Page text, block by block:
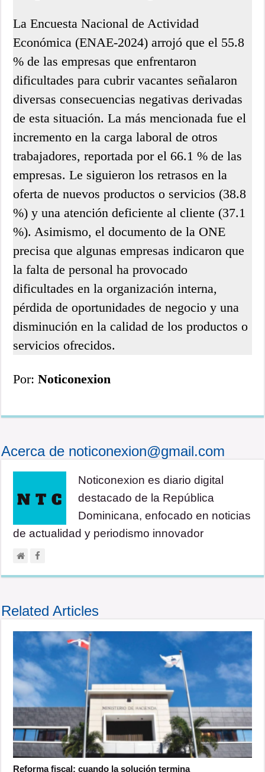
La Encuesta Nacional de Actividad
Económica (ENAE-2024) arrojó que el 55.8
% de las empresas que enfrentaron
dificultades para cubrir vacantes señalaron
diversas consecuencias negativas derivadas
de esta situación. La más mencionada fue el
incremento en la carga laboral de otros
trabajadores, reportada por el 66.1 % de las
empresas. Le siguieron los retrasos en la
oferta de nuevos productos o servicios (38.8
%) y una atención deficiente al cliente (37.1
%). Asimismo, el documento de la ONE
precisa que algunas empresas indicaron que
la falta de personal ha provocado
dificultades en la organización interna,
pérdida de oportunidades de negocio y una
disminución en la calidad de los productos o
servicios ofrecidos.
Por:Noticonexion
Acerca de noticonexion@gmail.com
Noticonexion es diario digital
destacado de la República
Dominicana, enfocado en noticias
de actualidad y periodismo innovador
Related Articles
Reforma fiscal: cuando la solución termina